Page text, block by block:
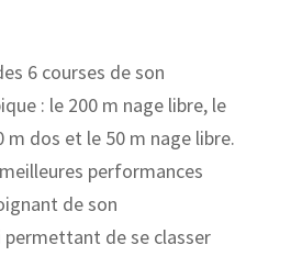
6 courses de son
: le 200 m nage libre, le
m dos et le 50 m nage libre.
performances
de son
de se classer